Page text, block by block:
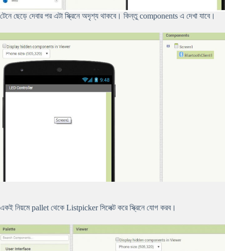
টেনে ছেড়ে দেবার পর এটা স্ক্রিনে অদৃশ্য থাকবে। কিন্তু components এ দেখা যাবে।
একই নিয়মে pallet থেকে Listpicker সিলেক্ট করে স্ক্রিনে যোগ করব।